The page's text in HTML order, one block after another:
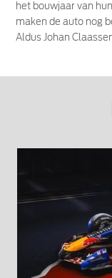
het bouwjaar van
maken de auto nog
Aldus Johan